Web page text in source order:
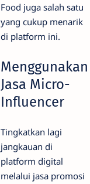
Food juga salah satu
yang cukup menarik
di platform ini.
Menggunakan
Jasa Micro-
Influencer
Tingkatkan lagi
jangkauan di
platform digital
melalui jasa promosi